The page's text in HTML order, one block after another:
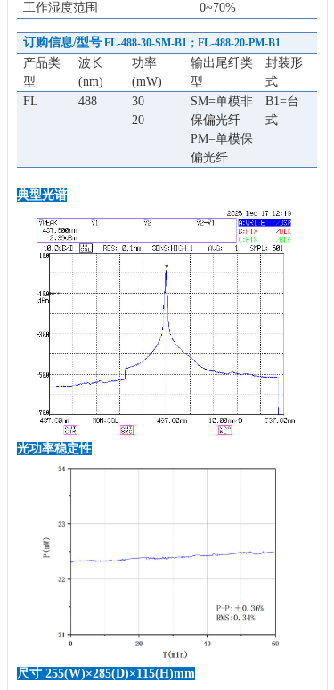
工作湿度范围
0~70%
订购信息/型号 FL-488-30-SM-B1； FL-488-20-PM-B1
产品类
型
波长
(nm)
功率
(mW)
输出尾纤类
型
封装形
式
FL
488
30
20
SM=单模非
保偏光纤
PM=单模保
偏光纤
B1=台
式
典型光谱
光功率稳定性
尺寸 255(W)×285(D)×115(H)mm